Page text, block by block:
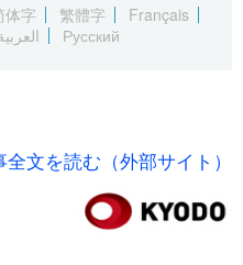
العربية お知らせ
体字 繁體字
Français
Русский
全文を読む（外部サイト）